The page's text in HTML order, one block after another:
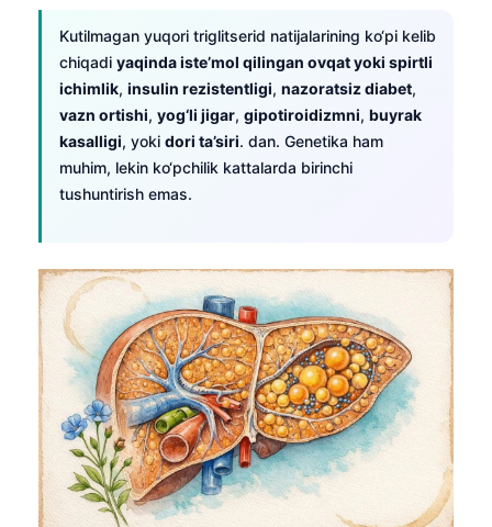
Kutilmagan yuqori triglitserid natijalarining ko‘pi kelib
chiqadi yaqinda iste’mol qilingan ovqat yoki spirtli
ichimlik, insulin rezistentligi, nazoratsiz diabet,
vazn ortishi, yog‘li jigar, gipotiroidizmni, buyrak
kasalligi, yoki dori ta’siri. dan. Genetika ham
muhim, lekin ko‘pchilik kattalarda birinchi
tushuntirish emas.
Қазақ тілі
Suomi
Hrvatski
Slovenčina
كوردی‎
پښتو
Galego
Latviešu valoda
Македонски јазик
Euskara
Gàidhlig